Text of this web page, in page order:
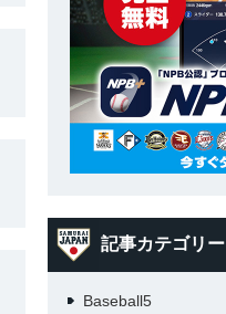
記事カテゴリー
Baseball5